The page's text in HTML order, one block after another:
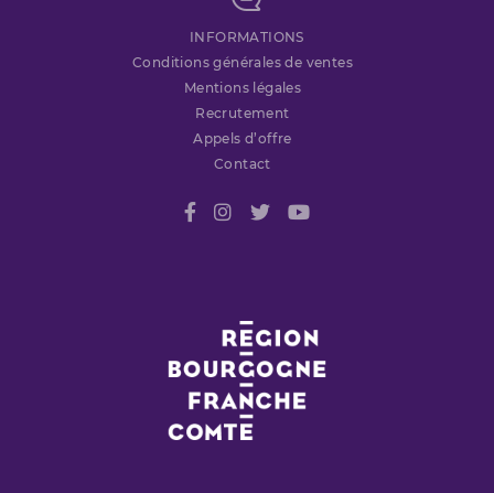
INFORMATIONS
Conditions générales de ventes
Mentions légales
Recrutement
Appels d’offre
Contact